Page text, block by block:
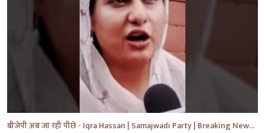
बीजेपी अब जा रही पीछे - Iqra Hassan | Samajwadi Party | Breaking News | Akhilesh Yadav |#shorts #yt